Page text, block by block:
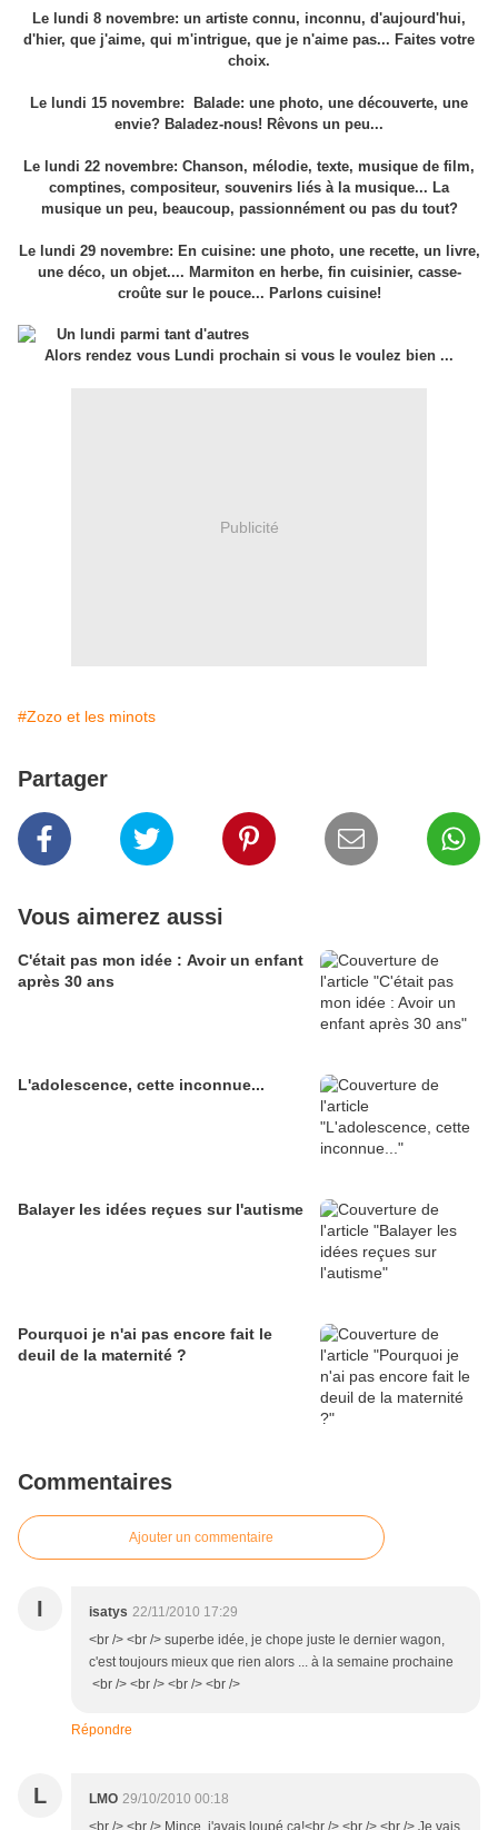
Le lundi 8 novembre: un artiste connu, inconnu, d'aujourd'hui,
d'hier, que j'aime, qui m'intrigue, que je n'aime pas... Faites votre
choix.
Le lundi 15 novembre: Balade: une photo, une découverte, une
envie? Baladez-nous! Rêvons un peu...
Le lundi 22 novembre: Chanson, mélodie, texte, musique de film,
comptines, compositeur, souvenirs liés à la musique... La
musique un peu, beaucoup, passionnément ou pas du tout?
Le lundi 29 novembre: En cuisine: une photo, une recette, un livre,
une déco, un objet.... Marmiton en herbe, fin cuisinier, casse-
croûte sur le pouce... Parlons cuisine!
Alors rendez vous Lundi prochain si vous le voulez bien ...
Publicité
#Zozo et les minots
Partager
Vous aimerez aussi
C'était pas mon idée : Avoir un enfant
après 30 ans
L'adolescence, cette inconnue...
Balayer les idées reçues sur l'autisme
Pourquoi je n'ai pas encore fait le
deuil de la maternité ?
Commentaires
Ajouter un commentaire
I isatys 22/11/2010 17:29
<br /> <br /> superbe idée, je chope juste le dernier wagon,
c'est toujours mieux que rien alors ... à la semaine prochaine
<br /> <br /> <br /> <br />
Répondre
L LMO 29/10/2010 00:18
<br /> <br /> Mince, j'avais loupé ça!<br /> <br /> <br /> Je vais